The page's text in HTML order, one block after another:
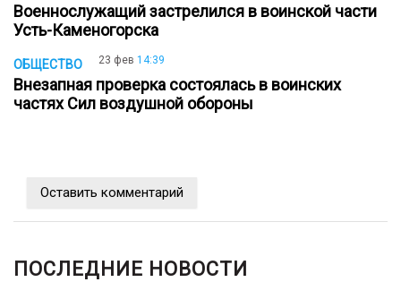
Военнослужащий застрелился в воинской части
Усть-Каменогорска
ОБЩЕСТВО 23 фев 14:39
Внезапная проверка состоялась в воинских
частях Сил воздушной обороны
Оставить комментарий
ПОСЛЕДНИЕ НОВОСТИ